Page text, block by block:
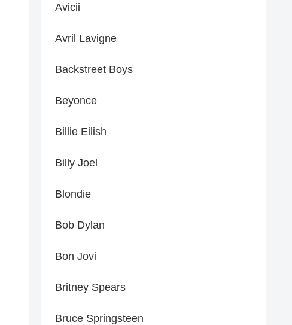
Avicii
Avril Lavigne
Backstreet Boys
Beyonce
Billie Eilish
Billy Joel
Blondie
Bob Dylan
Bon Jovi
Britney Spears
Bruce Springsteen